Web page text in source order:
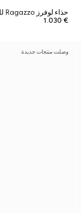
حذاء لوفرز Ragazzo للرجال
€ 1.030
وصلت منتجات جديدة